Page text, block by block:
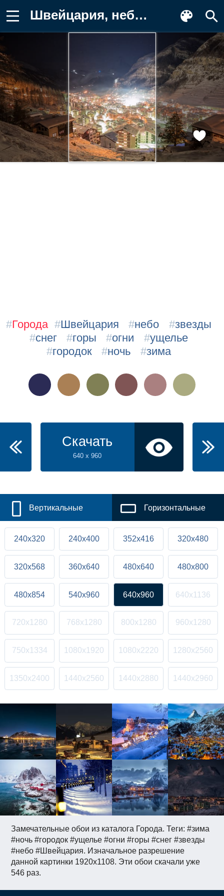
Швейцария, небо, звезды, снег, горы Фото
Замечательные обои из каталога Города. Теги: #зима
#ночь #городок #ущелье #огни #горы #снег #звезды
#небо #Швейцария. Изначальное разрешение
данной картинки 1920x1108. Эти обои скачали уже
546 раз.
#Города #Швейцария #небо #звезды
#снег #горы #огни #ущелье
#городок #ночь #зима
Скачать
640 x 960
Вертикальные Горизонтальные
240x320 240x400 352x416 320x480
320x568 360x640 480x640 480x800
480x854 540x960 640x960 640x1136
720x1280 768x1280 800x1280 960x1280
750x1334 1080x1920 1080x2220 1280x2560
1350x2400 1440x2560 1440x2880 1440x2960